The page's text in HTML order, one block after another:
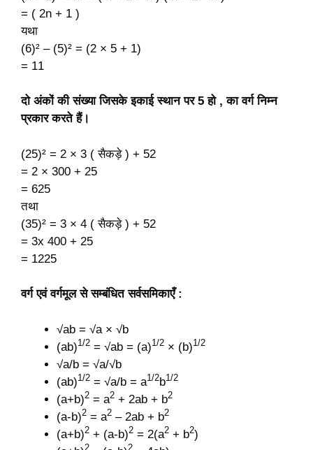
= ( 2n + 1 )
यथा
(6)² – (5)² = (2 × 5 + 1)
= 11
दो अंकों की संख्या जिसके इकाई स्थान पर 5 हो , का वर्ग निम्न
प्रकार करते हैं।
(25)² = 2 × 3 ( सैकड़े ) + 52
= 2 × 300 + 25
= 625
तथा
(35)² = 3 × 4 ( सैकड़े ) + 52
= 3x 400 + 25
= 1225
वर्ग एवं वर्गमूल से सम्बंधित सर्वसमिकाएँ :
√ab = √a × √b
(ab)1/2 = √ab = (a)1/2 × (b)1/2
√a/b = √a/√b
(ab)1/2 = √a/b = a1/2b1/2
(a+b)2 = a2 + 2ab + b2
(a-b)2 = a2 – 2ab + b2
(a+b)2 + (a-b)2 = 2(a2 + b2)
2 2